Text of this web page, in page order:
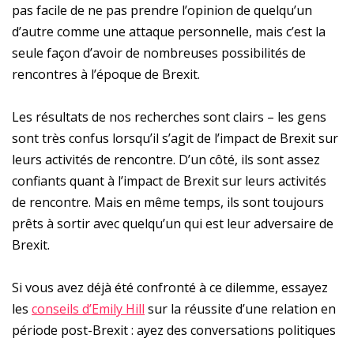
pas facile de ne pas prendre l’opinion de quelqu’un
d’autre comme une attaque personnelle, mais c’est la
seule façon d’avoir de nombreuses possibilités de
rencontres à l’époque de Brexit.
Les résultats de nos recherches sont clairs – les gens
sont très confus lorsqu’il s’agit de l’impact de Brexit sur
leurs activités de rencontre. D’un côté, ils sont assez
confiants quant à l’impact de Brexit sur leurs activités
de rencontre. Mais en même temps, ils sont toujours
prêts à sortir avec quelqu’un qui est leur adversaire de
Brexit.
Si vous avez déjà été confronté à ce dilemme, essayez
les conseils d’Emily Hill sur la réussite d’une relation en
période post-Brexit : ayez des conversations politiques